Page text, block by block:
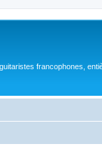
francophones,